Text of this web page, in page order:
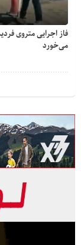
فاز اجرایی متروی
می‌خورد